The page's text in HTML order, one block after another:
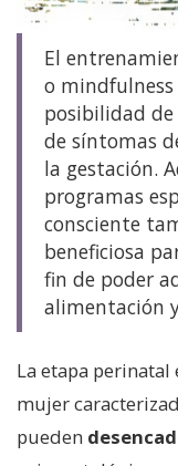
El
o mindfulness
posibilidad
de síntomas
la gestación.
programas
consciente
beneficiosa
fin de poder
alimentación
La etapa
mujer
pueden